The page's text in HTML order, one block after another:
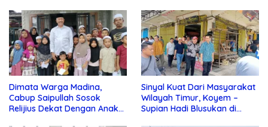
Dimata Warga Madina,
Cabup Saipullah Sosok
Relijius Dekat Dengan Anak
Sinyal Kuat Dari Masyarakat
Wilayah Timur, Koyem –
Supian Hadi Blusukan di